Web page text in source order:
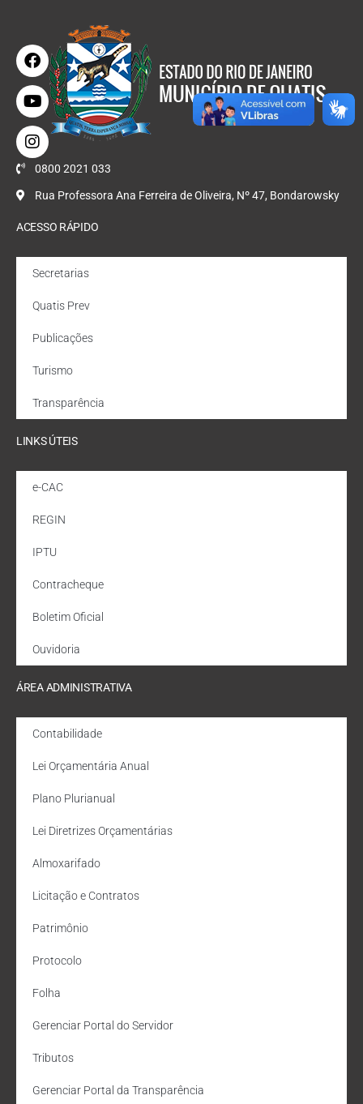
0800 2021 033
Rua Professora Ana Ferreira de Oliveira, Nº 47, Bondarowsky
ACESSO RÁPIDO
Secretarias
Quatis Prev
Publicações
Turismo
Transparência
LINKS ÚTEIS
e-CAC
REGIN
IPTU
Contracheque
Boletim Oficial
Ouvidoria
ÁREA ADMINISTRATIVA
Contabilidade
Lei Orçamentária Anual
Plano Plurianual
Lei Diretrizes Orçamentárias
Almoxarifado
Licitação e Contratos
Patrimônio
Protocolo
Folha
Gerenciar Portal do Servidor
Tributos
Gerenciar Portal da Transparência